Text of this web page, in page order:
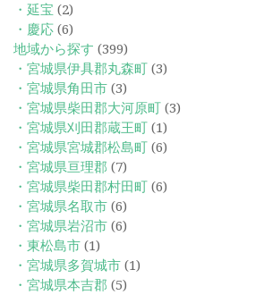
・延宝 (2)
・慶応 (6)
地域から探す (399)
・宮城県伊具郡丸森町 (3)
・宮城県角田市 (3)
・宮城県柴田郡大河原町 (3)
・宮城県刈田郡蔵王町 (1)
・宮城県宮城郡松島町 (6)
・宮城県亘理郡 (7)
・宮城県柴田郡村田町 (6)
・宮城県名取市 (6)
・宮城県岩沼市 (6)
・東松島市 (1)
・宮城県多賀城市 (1)
・宮城県本吉郡 (5)